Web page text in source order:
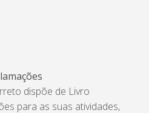
dispõe de Livro
para as suas atividades,